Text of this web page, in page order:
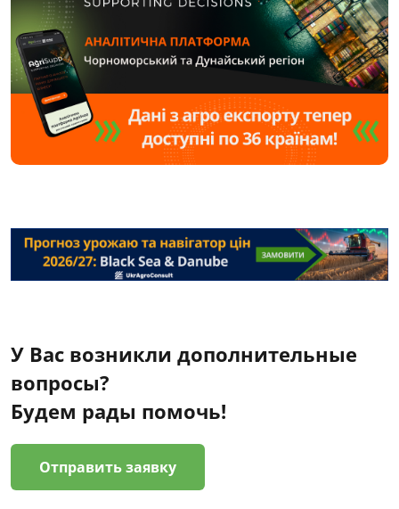
У Вас возникли дополнительные
вопросы?
Будем рады помочь!
Отправить заявку